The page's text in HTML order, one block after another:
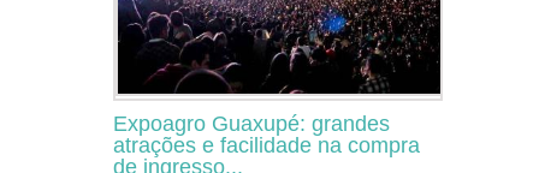
Expoagro Guaxupé: grandes
atrações e facilidade na compra
de ingresso...